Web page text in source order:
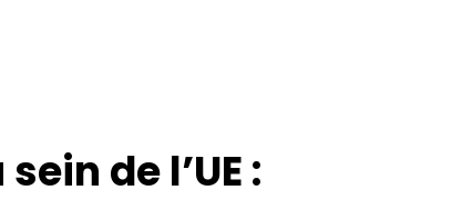
de l’UE :